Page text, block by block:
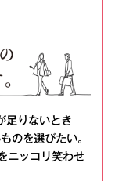
足りないとき
のを選びたい。
ニッコリ笑わせ